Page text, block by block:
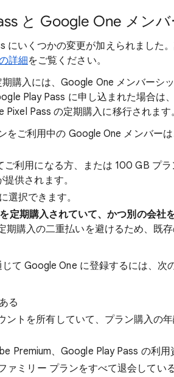
と Google One メン
にいくつかの変更が加えられました。
詳細をご覧ください。
購入には、Google One メンバーシ
Play Pass に申し込まれた場合は
Pass の定期購入に移行されます
をご利用中の Google One メンバー
ご利用になる方、または 100 GB プ
供されます。
選択できます。
定期購入されていて、かつ別の会社
期購入の二重払いを避けるため、既
て Google One に登録するには、次
る
ントを所有していて、プラン購入の
Premium、Google Play Pass の利
ァミリー プランをすべて退会してい